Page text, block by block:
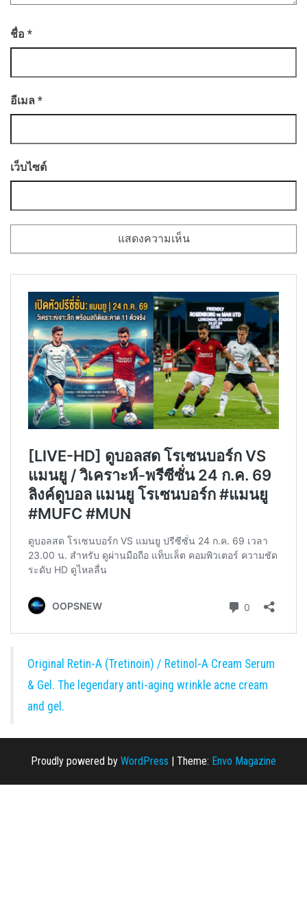
ชื่อ *
อีเมล *
เว็บไซต์
Original Retin-A (Tretinoin) / Retinol-A Cream Serum
& Gel. The legendary anti-aging wrinkle acne cream
and gel.
Proudly powered by WordPress | Theme: Envo Magazine